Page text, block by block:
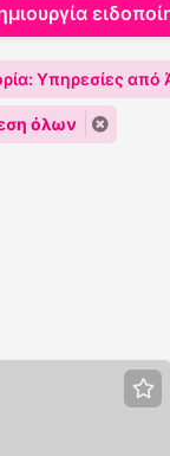
Υπηρεσίες από
όλων